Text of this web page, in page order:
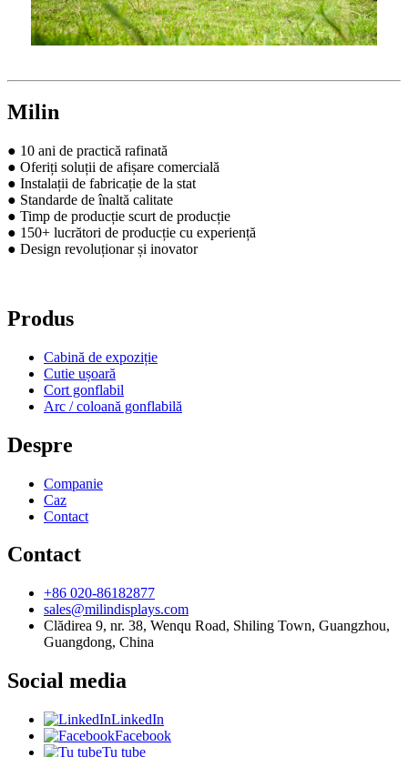
Milin
● 10 ani de practică rafinată
● Oferiți soluții de afișare comercială
● Instalații de fabricație de la stat
● Standarde de înaltă calitate
● Timp de producție scurt de producție
● 150+ lucrători de producție cu experiență
● Design revoluționar și inovator
Produs
Cabină de expoziție
Cutie ușoară
Cort gonflabil
Arc / coloană gonflabilă
Despre
Companie
Caz
Contact
Contact
+86 020-86182877
sales@milindisplays.com
Clădirea 9, nr. 38, Wenqu Road, Shiling Town, Guangzhou,
Guangdong, China
Social media
LinkedIn
Facebook
Tu tube